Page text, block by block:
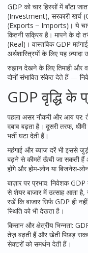
GDP को चार हिस्सों में बाँटा
(Investment), सरकारी खर्च
(Exports − Imports)। ये
कितनी सक्रिय है। मापने के दो
(Real)। वास्तविक GDP
अर्थशास्त्रियों के लिए यह ज़्यादा
रुझान देखने के लिए तिमाही और
दोनों संभावित संकेत देते हैं —
GDP वृद्धि के
पहला असर नौकरी और आय पर:
दबाव बढ़ता है। दूसरी तरफ, धीमी
भर्ती घटा देती हैं।
महंगाई और ब्याज दरें भी इससे
बढ़ने से कीमतें ऊँची जा सकती हैं
होंगे और होम-लोन या बिजनेस-
बाज़ार पर प्रभाव: निवेशक
से शेयर बाजार में उत्साह आता है,
रखें कि बाजार सिर्फ GDP ही
स्थिति को भी देखता है।
किसान और क्षेत्रीय भिन्नता:
तेज़ बढ़ती हैं और खेती पिछड़
सेक्टरों को समर्थन देती हैं।